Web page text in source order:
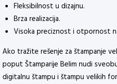
Fleksibilnost u dizajnu.
Brza realizacija.
Visoka preciznost i otpornost
Ako tražite rešenje za štampanje
poput Štamparije Belim nudi
digitalnu štampu i štampu velikih